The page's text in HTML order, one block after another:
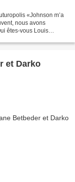
«Johnson m’a
nous avons
êtes-vous Louis